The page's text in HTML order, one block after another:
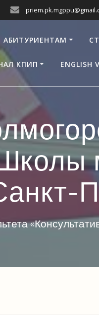
АБИТУРИЕНТАМ
КПИП ENGLISH